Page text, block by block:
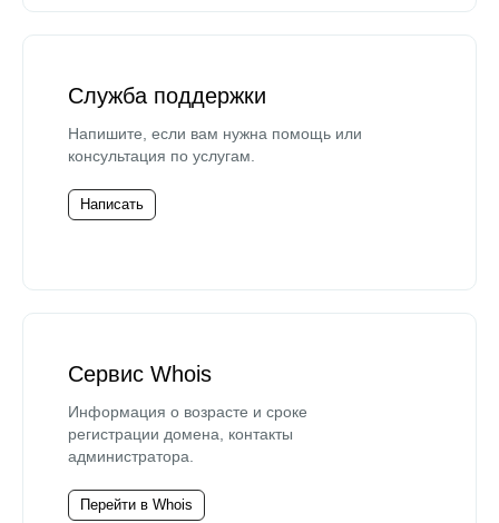
Служба поддержки
Напишите, если вам нужна помощь или
консультация по услугам.
Написать
Сервис Whois
Информация о возрасте и сроке
регистрации домена, контакты
администратора.
Перейти в Whois